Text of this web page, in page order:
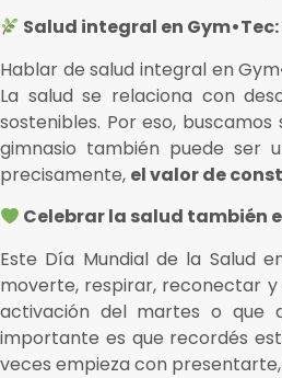
Salud integral en
Hablar de salud integral en
La salud se relaciona con
sostenibles. Por eso,
gimnasio también puede ser
precisamente, el valor de
Celebrar la salud también
Este Día Mundial de la Salud
moverte, respirar, reconectar
activación del martes o que
importante es que recordés
veces empieza con